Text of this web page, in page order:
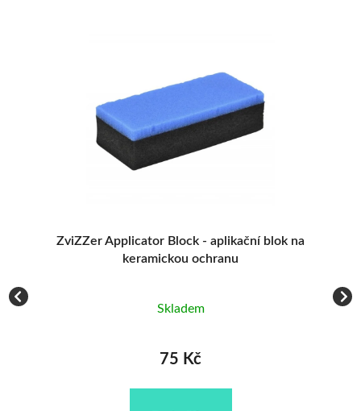
- aplikační blok na
Liquid Elements Scatter -